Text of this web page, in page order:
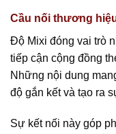
Cầu nối thương
Độ Mixi đóng vai trò
tiếp cận cộng đồng
Những nội dung
độ gắn kết và tạo ra
Sự kết nối này góp